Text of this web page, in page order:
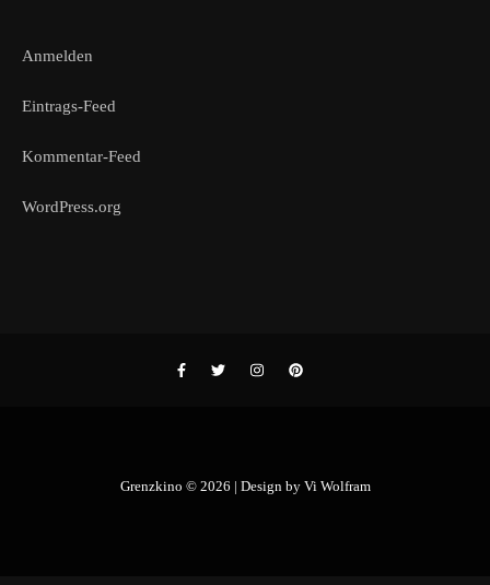
Anmelden
Eintrags-Feed
Kommentar-Feed
WordPress.org
Grenzkino © 2026 | Design by Vi Wolfram